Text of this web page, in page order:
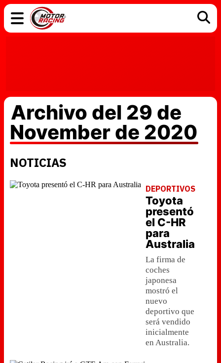
Archivo del 29 de
November de 2020
NOTICIAS
DEPORTIVOS
Toyota
presentó
el C-HR
para
Australia
La firma de
coches
japonesa
mostró el
nuevo
deportivo que
será vendido
inicialmente
en Australia.